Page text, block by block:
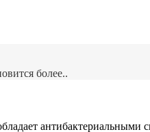
более..
антибактериальными